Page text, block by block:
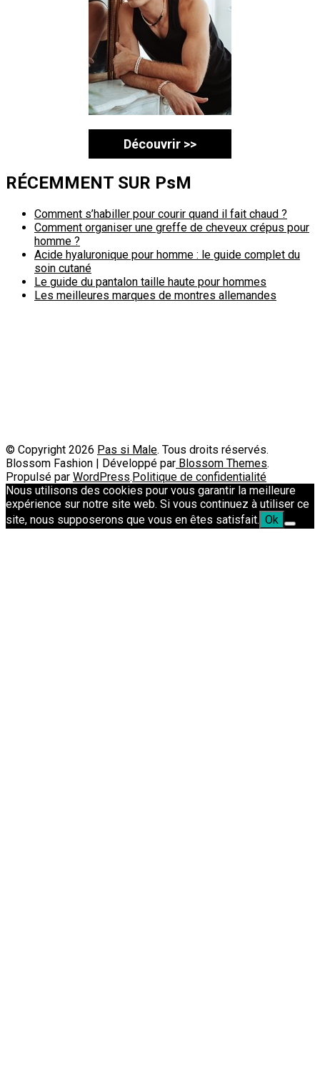
Découvrir >>
RÉCEMMENT SUR PsM
Comment s’habiller pour courir quand il fait chaud ?
Comment organiser une greffe de cheveux crépus pour
homme ?
Acide hyaluronique pour homme : le guide complet du
soin cutané
Le guide du pantalon taille haute pour hommes
Les meilleures marques de montres allemandes
© Copyright 2026 Pas si Male. Tous droits réservés.
Blossom Fashion | Développé par Blossom Themes.
Propulsé par WordPress.Politique de confidentialité
Nous utilisons des cookies pour vous garantir la meilleure
expérience sur notre site web. Si vous continuez à utiliser ce
site, nous supposerons que vous en êtes satisfait. Ok